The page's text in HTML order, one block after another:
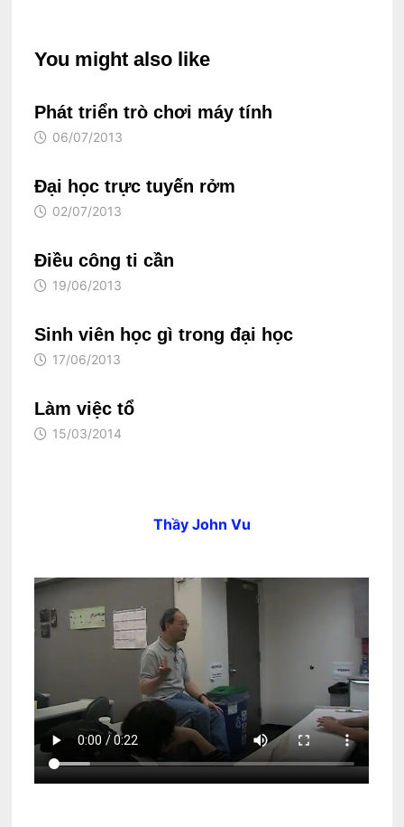
You might also like
Phát triển trò chơi máy tính
06/07/2013
Đại học trực tuyến rởm
02/07/2013
Điều công ti cần
19/06/2013
Sinh viên học gì trong đại học
17/06/2013
Làm việc tổ
15/03/2014
Thầy John Vu